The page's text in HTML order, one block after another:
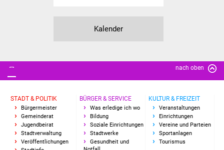
Ausschreibung
Gewerbeverzeichnis
Gewerbe - Selbsteintrag
Kalender
nach oben
STADT & POLITIK
Bürgermeister
Gemeinderat
Jugendbeirat
Stadtverwaltung
Veröffentlichungen
BÜRGER & SERVICE
Was erledige ich wo
Bildung
Soziale Einrichtungen
Stadtwerke
Gesundheit und
KULTUR & FREIZEIT
Veranstaltungen
Einrichtungen
Vereine und Parteien
Sportanlagen
Tourismus